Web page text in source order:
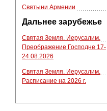
Святыни Армении
Дальнее зарубежье
Святая Земля. Иерусалим.
Преображение Господне 17-
24.08.2026
Святая Земля. Иерусалим.
Расписание на 2026 г.